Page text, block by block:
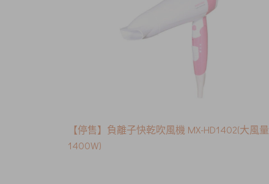
【停售】負離子快乾吹風機 MX-HD1402(大風量
1400W)